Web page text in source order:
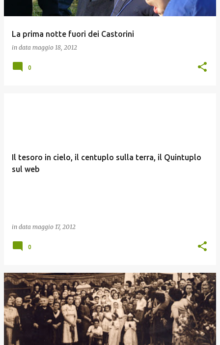
La prima notte fuori dei Castorini
in data maggio 18, 2012
0
Il tesoro in cielo, il centuplo sulla terra, il Quintuplo
sul web
in data maggio 17, 2012
0